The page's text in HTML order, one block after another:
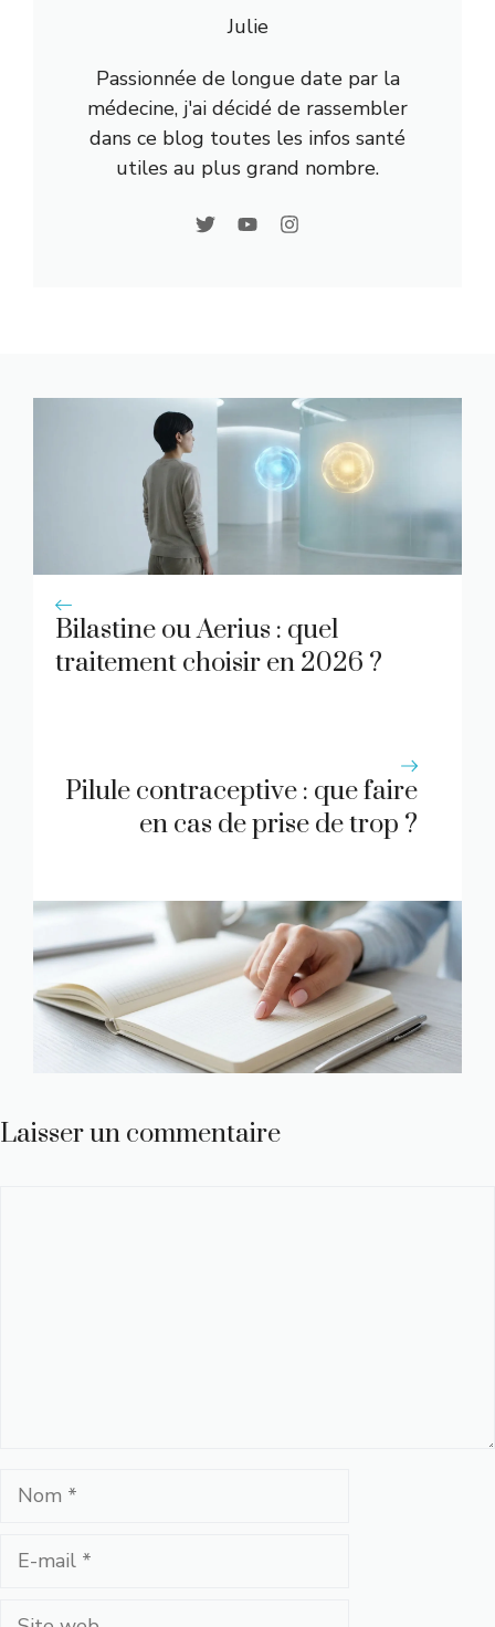
Julie
Passionnée de longue date par la
médecine, j'ai décidé de rassembler
dans ce blog toutes les infos santé
utiles au plus grand nombre.
Bilastine ou Aerius : quel
traitement choisir en 2026 ?
Pilule contraceptive : que faire
en cas de prise de trop ?
Laisser un commentaire
Nom
Site